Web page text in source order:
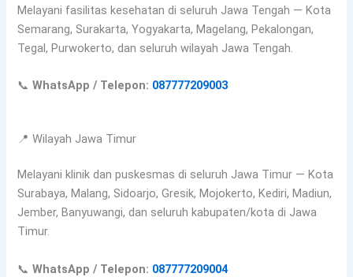
Melayani fasilitas kesehatan di seluruh Jawa Tengah — Kota
Semarang, Surakarta, Yogyakarta, Magelang, Pekalongan,
Tegal, Purwokerto, dan seluruh wilayah Jawa Tengah.
📞WhatsApp / Telepon: 087777209003
📍 Wilayah Jawa Timur
Melayani klinik dan puskesmas di seluruh Jawa Timur — Kota
Surabaya, Malang, Sidoarjo, Gresik, Mojokerto, Kediri, Madiun,
Jember, Banyuwangi, dan seluruh kabupaten/kota di Jawa
Timur.
📞WhatsApp / Telepon: 087777209004